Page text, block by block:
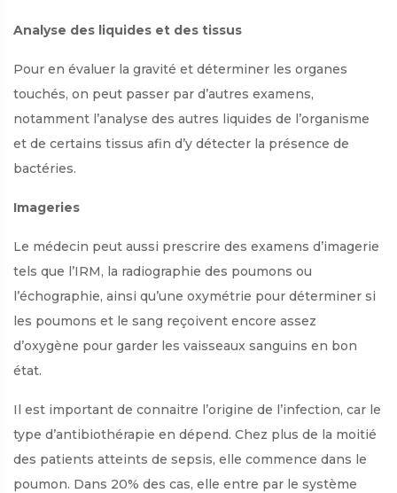
Analyse des liquides et des tissus
Pour en évaluer la gravité et déterminer les organes
touchés, on peut passer par d’autres examens,
notamment l’analyse des autres liquides de l’organisme
et de certains tissus afin d’y détecter la présence de
bactéries.
Imageries
Le médecin peut aussi prescrire des examens d’imagerie
tels que l’IRM, la radiographie des poumons ou
l’échographie, ainsi qu’une oxymétrie pour déterminer si
les poumons et le sang reçoivent encore assez
d’oxygène pour garder les vaisseaux sanguins en bon
état.
Il est important de connaitre l’origine de l’infection, car le
type d’antibiothérapie en dépend. Chez plus de la moitié
des patients atteints de sepsis, elle commence dans le
poumon. Dans 20% des cas, elle entre par le système